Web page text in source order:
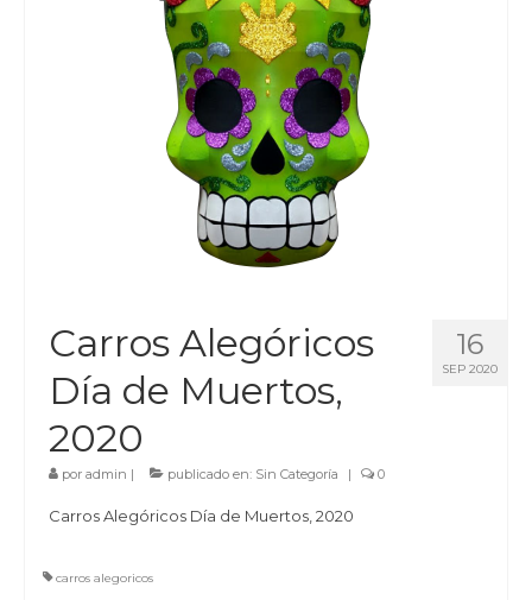
16
SEP 2020
Carros Alegóricos
Día de Muertos,
2020
por admin | publicado en: Sin Categoría | 0
Carros Alegóricos Día de Muertos, 2020
carros alegoricos